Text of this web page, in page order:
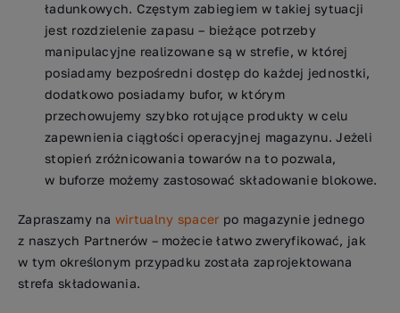
ładunkowych. Częstym zabiegiem w takiej sytuacji
jest rozdzielenie zapasu – bieżące potrzeby
manipulacyjne realizowane są w strefie, w której
posiadamy bezpośredni dostęp do każdej jednostki,
dodatkowo posiadamy bufor, w którym
przechowujemy szybko rotujące produkty w celu
zapewnienia ciągłości operacyjnej magazynu. Jeżeli
stopień zróżnicowania towarów na to pozwala,
w buforze możemy zastosować składowanie blokowe.
Zapraszamy na wirtualny spacer po magazynie jednego
z naszych Partnerów – możecie łatwo zweryfikować, jak
w tym określonym przypadku została zaprojektowana
strefa składowania.